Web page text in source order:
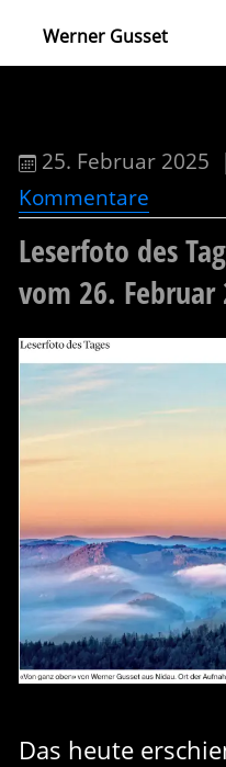
Werner Gusset
25. Februar 2025 |
Kommentare
Leserfoto des
vom 26. Februar
Das heute